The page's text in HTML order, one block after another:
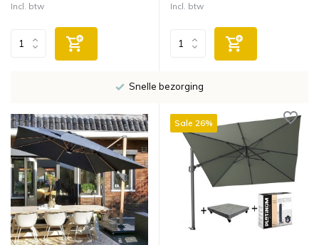
Incl. btw Incl. btw
Snelle bezorging
Sale 26%